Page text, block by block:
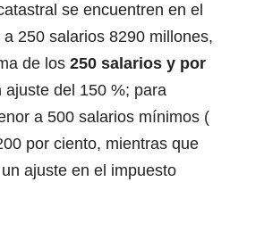
se encuentren en el
250 salarios 8290 millones,
de los 250 salarios y por
del 150 %; para
a 500 salarios mínimos (
por ciento, mientras que
ajuste en el impuesto